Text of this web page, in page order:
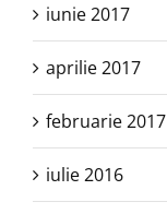
iunie 2017
aprilie 2017
februarie 2017
iulie 2016